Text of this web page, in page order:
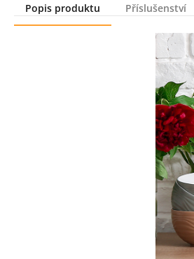
Popis produktu
Příslušenství